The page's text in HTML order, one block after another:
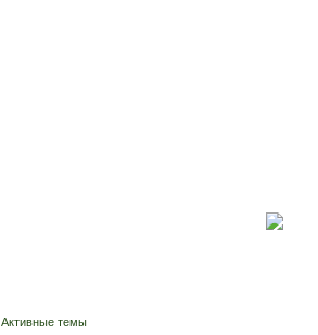
Активные темы